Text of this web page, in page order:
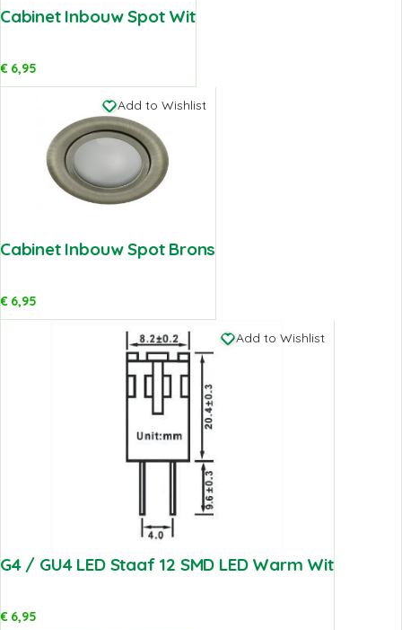
Cabinet Inbouw Spot Wit
€6,95
Add to Wishlist
Cabinet Inbouw Spot Brons
€6,95
Add to Wishlist
G4 / GU4 LED Staaf 12 SMD LED Warm Wit
€6,95